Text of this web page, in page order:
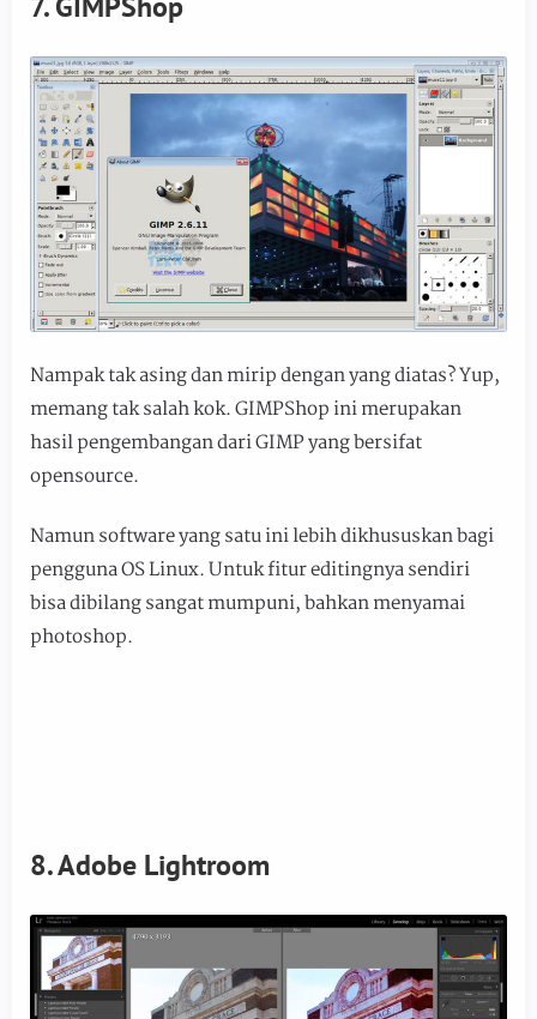
Nampak tak asing dan mirip dengan yang diatas? Yup,
memang tak salah kok. GIMPShop ini merupakan
hasil pengembangan dari GIMP yang bersifat
opensource.
Namun software yang satu ini lebih dikhususkan bagi
pengguna OS Linux. Untuk fitur editingnya sendiri
bisa dibilang sangat mumpuni, bahkan menyamai
photoshop.
8. Adobe Lightroom